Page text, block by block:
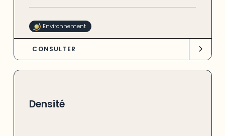
Environnement
CONSULTER
Densité